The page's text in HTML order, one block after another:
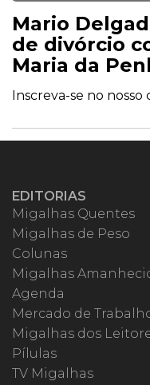
Mario
de divórcio
Maria da
Inscreva-se no nosso
EDITORIAS
Migalhas Quentes
Migalhas de Peso
Colunas
Migalhas
Agenda
Mercado de
Migalhas dos
Pílulas
TV Migalhas